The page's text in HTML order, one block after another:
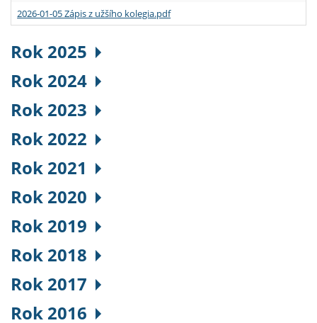
2026-01-05 Zápis z užšího kolegia.pdf
Rok 2025
Rok 2024
Rok 2023
Rok 2022
Rok 2021
Rok 2020
Rok 2019
Rok 2018
Rok 2017
Rok 2016